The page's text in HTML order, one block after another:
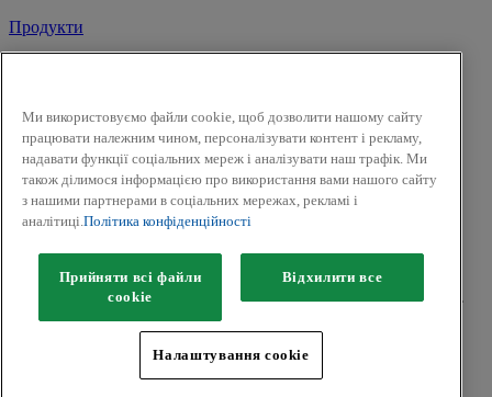
Продукти
Суміші трав
До солодких страв і напоїв
Смак Вогню
Приправи для засолки та маринування
Гірчиця
Twitter
право © 2026 Kamis (McCormick & Company, Inc).
Всі права захищені.
Політика конфіденційності
Положення та умови
Ми використовуємо файли cookie, щоб дозволити нашому сайту
працювати належним чином, персоналізувати контент і рекламу,
надавати функції соціальних мереж і аналізувати наш трафік. Ми
також ділимося інформацією про використання вами нашого сайту
з нашими партнерами в соціальних мережах, рекламі і
аналітиці. Політика конфіденційності
Прийняти всі файли
сookie
Відхилити все
Налаштування cookie